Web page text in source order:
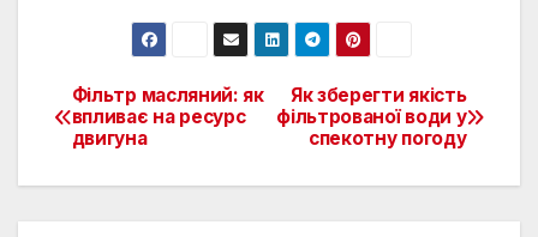
Навигация
по
Як зберегти якість
фільтрованої води у
спекотну погоду
Фільтр масляний: як
впливає на ресурс
двигуна